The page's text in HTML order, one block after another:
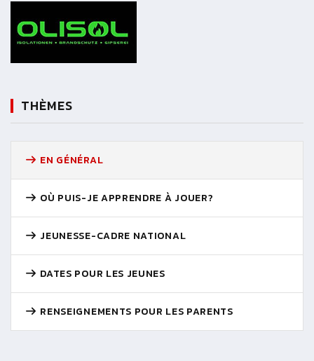
THÈMES
EN GÉNÉRAL
OÙ PUIS-JE APPRENDRE À JOUER?
JEUNESSE-CADRE NATIONAL
DATES POUR LES JEUNES
RENSEIGNEMENTS POUR LES PARENTS